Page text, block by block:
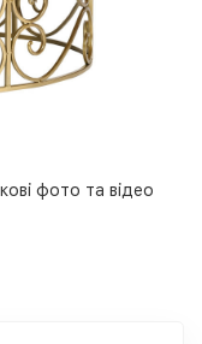
фото та відео